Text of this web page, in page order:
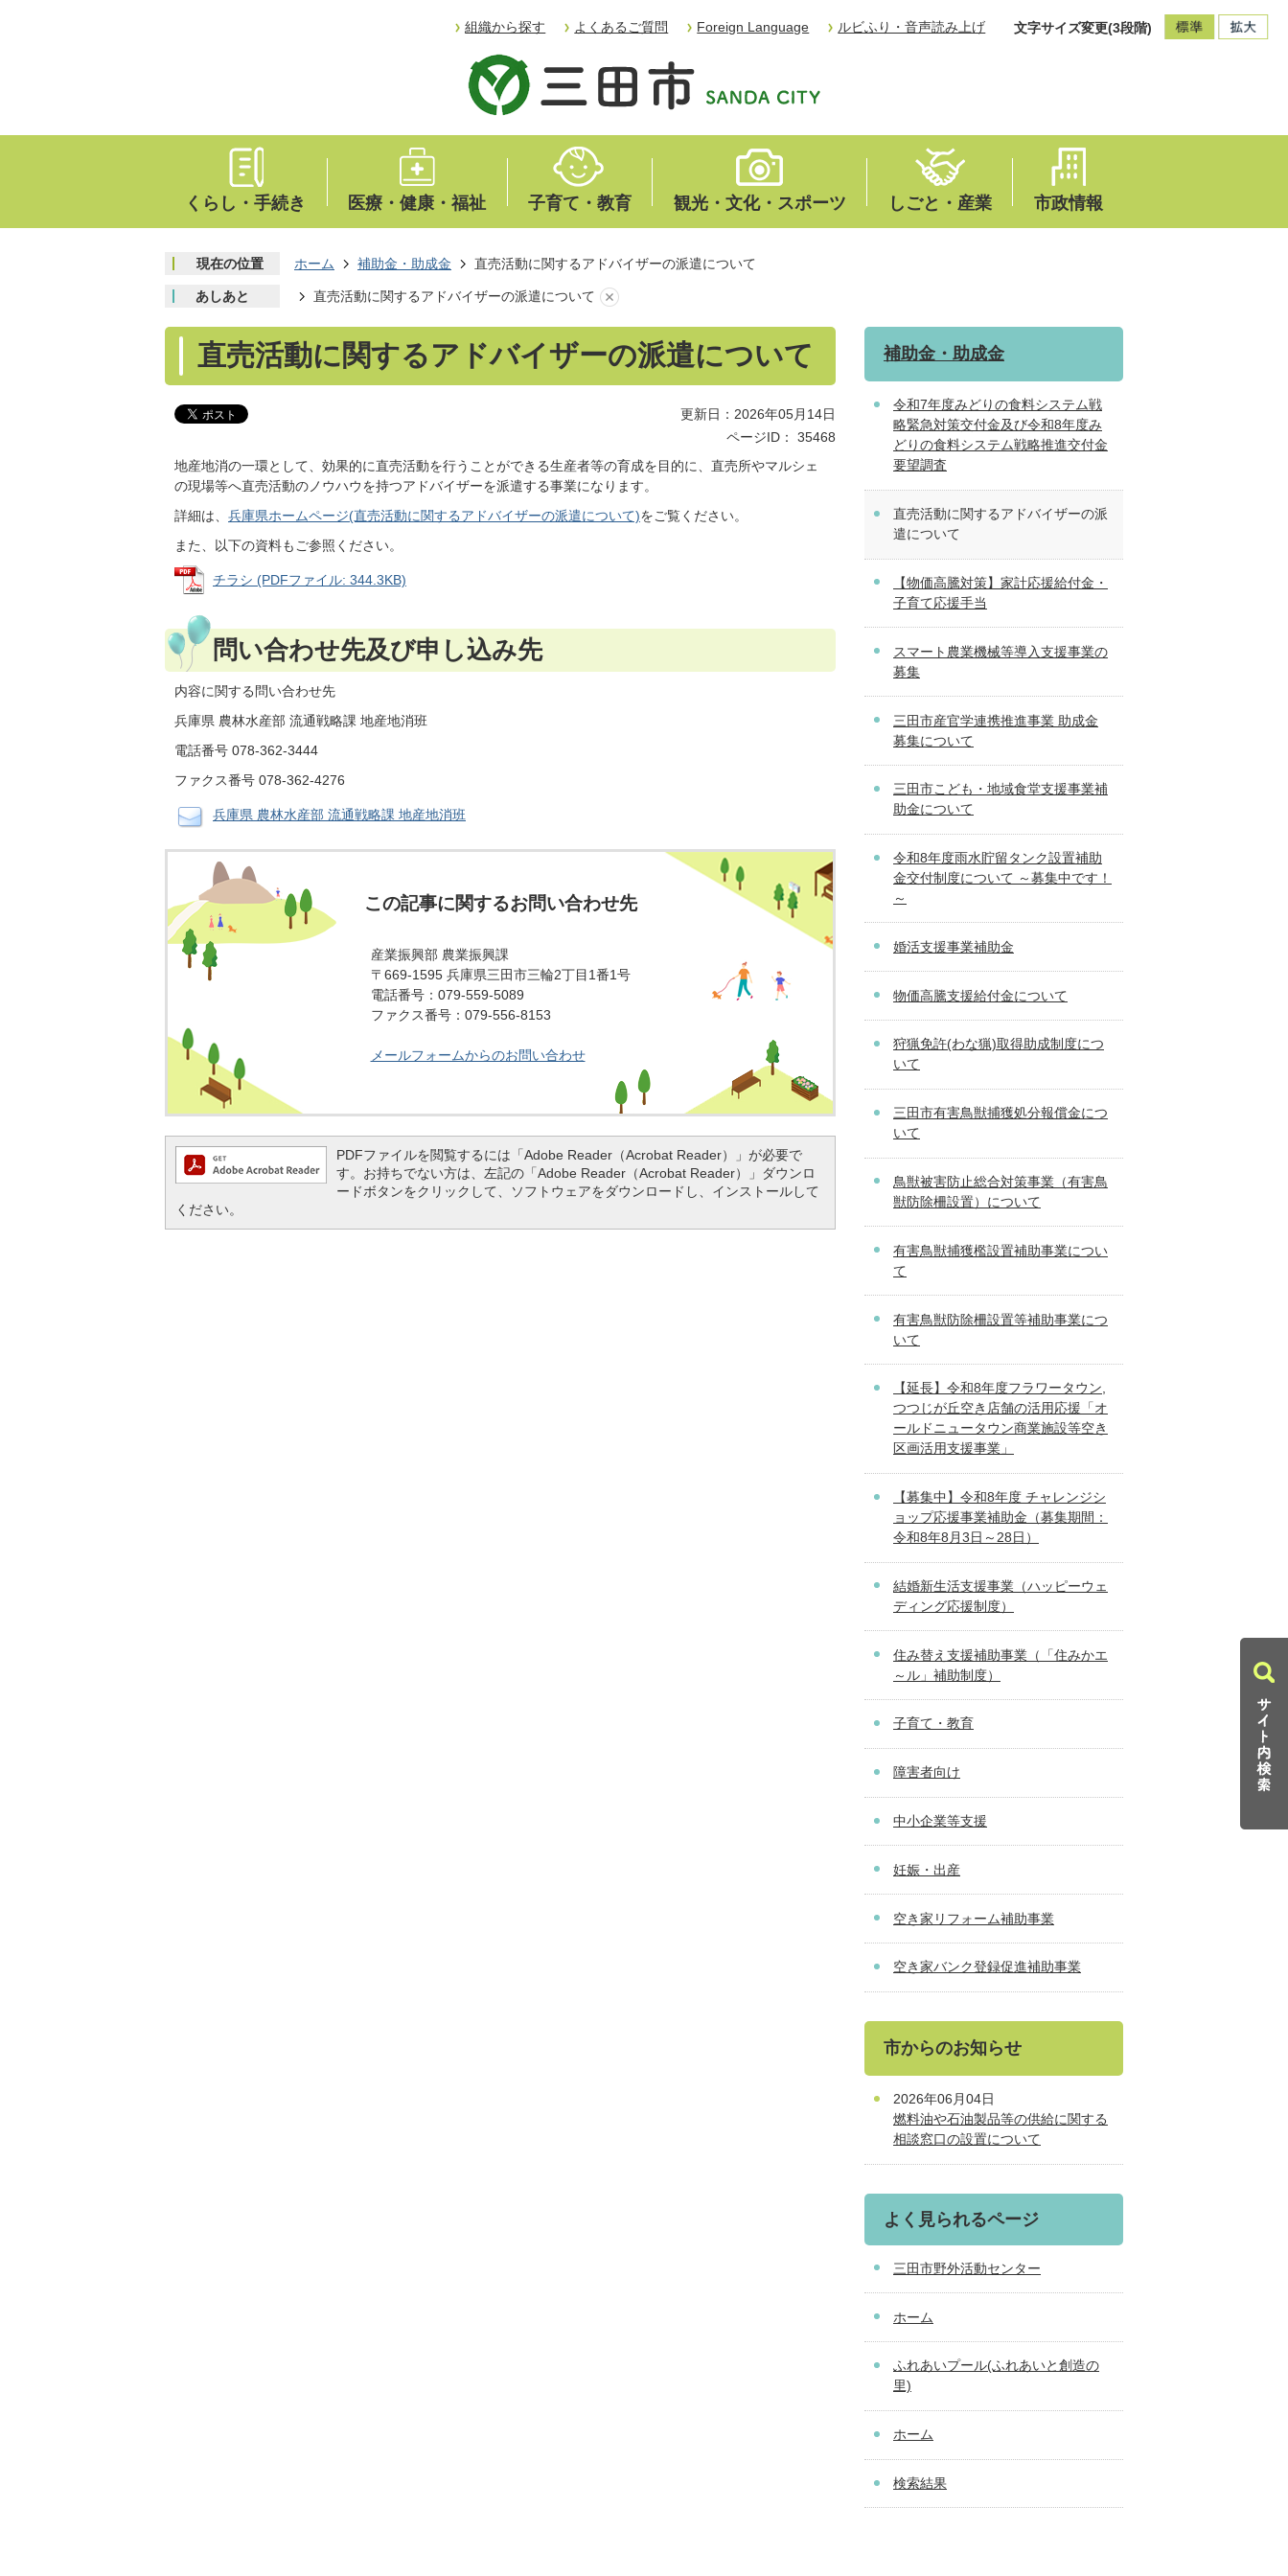
組織から探す よくあるご質問 Foreign Language ルビふり・音声読み上げ 文字サイズ変更(3段階)
くらし・手続き 医療・健康・福祉 子育て・教育 観光・文化・スポーツ しごと・産業 市政情報
現在の位置 ホーム 補助金・助成金 直売活動に関するアドバイザーの派遣について
あしあと 直売活動に関するアドバイザーの派遣について
直売活動に関するアドバイザーの派遣について
更新日：2026年05月14日
ページID：
35468
地産地消の一環として、効果的に直売活動を行うことができる生産者等の育成を目的に、直売所やマルシェ
の現場等へ直売活動のノウハウを持つアドバイザーを派遣する事業になります。
詳細は、 兵庫県ホームページ(直売活動に関するアドバイザーの派遣について)をご覧ください。
また、以下の資料もご参照ください。
チラシ (PDFファイル: 344.3KB)
問い合わせ先及び申し込み先
内容に関する問い合わせ先
兵庫県 農林水産部 流通戦略課 地産地消班
電話番号 078-362-3444
ファクス番号 078-362-4276
兵庫県 農林水産部 流通戦略課 地産地消班
この記事に関するお問い合わせ先
産業振興部 農業振興課
〒669-1595 兵庫県三田市三輪2丁目1番1号
電話番号：079-559-5089
ファクス番号：079-556-8153
メールフォームからのお問い合わせ
PDFファイルを閲覧するには「Adobe Reader（Acrobat Reader）」が必要で
す。お持ちでない方は、左記の「Adobe Reader（Acrobat Reader）」ダウンロ
ードボタンをクリックして、ソフトウェアをダウンロードし、インストールして
ください。
補助金・助成金
令和7年度みどりの食料システム戦
略緊急対策交付金及び令和8年度み
どりの食料システム戦略推進交付金
要望調査
直売活動に関するアドバイザーの派
遣について
【物価高騰対策】家計応援給付金・
子育て応援手当
スマート農業機械等導入支援事業の
募集
三田市産官学連携推進事業 助成金
募集について
三田市こども・地域食堂支援事業補
助金について
令和8年度雨水貯留タンク設置補助
金交付制度について ～募集中です！
～
婚活支援事業補助金
物価高騰支援給付金について
狩猟免許(わな猟)取得助成制度につ
いて
三田市有害鳥獣捕獲処分報償金につ
いて
鳥獣被害防止総合対策事業（有害鳥
獣防除柵設置）について
有害鳥獣捕獲檻設置補助事業につい
て
有害鳥獣防除柵設置等補助事業につ
いて
【延長】令和8年度フラワータウン,
つつじが丘空き店舗の活用応援「オ
ールドニュータウン商業施設等空き
区画活用支援事業」
【募集中】令和8年度 チャレンジシ
ョップ応援事業補助金（募集期間：
令和8年8月3日～28日）
結婚新生活支援事業（ハッピーウェ
ディング応援制度）
住み替え支援補助事業（「住みかエ
～ル」補助制度）
子育て・教育
障害者向け
中小企業等支援
妊娠・出産
空き家リフォーム補助事業
空き家バンク登録促進補助事業
市からのお知らせ
2026年06月04日
燃料油や石油製品等の供給に関する
相談窓口の設置について
よく見られるページ
三田市野外活動センター
ホーム
ふれあいプール(ふれあいと創造の
里)
ホーム
検索結果